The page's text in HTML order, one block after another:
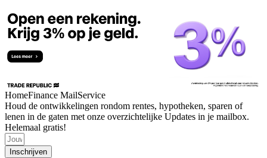
HomeFinance MailService
Houd de ontwikkelingen rondom rentes, hypotheken, sparen of
lenen in de gaten met onze overzichtelijke Updates in je mailbox.
Helemaal gratis!
Inschrijven